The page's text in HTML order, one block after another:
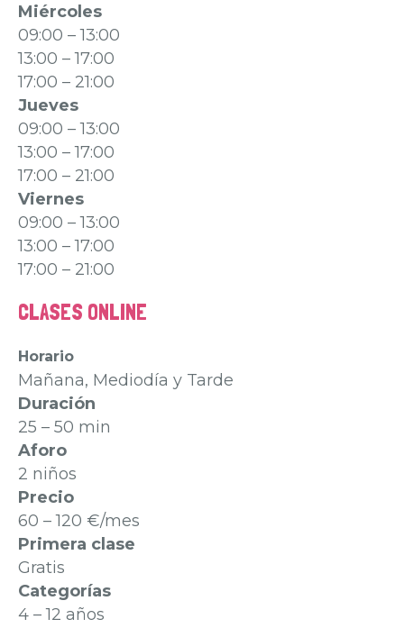
Miércoles
09:00 – 13:00
13:00 – 17:00
17:00 – 21:00
Jueves
09:00 – 13:00
13:00 – 17:00
17:00 – 21:00
Viernes
09:00 – 13:00
13:00 – 17:00
17:00 – 21:00
CLASES ONLINE
Horario
Mañana, Mediodía y Tarde
Duración
25 – 50 min
Aforo
2 niños
Precio
60 – 120 €/mes
Primera clase
Gratis
Categorías
4 – 12 años